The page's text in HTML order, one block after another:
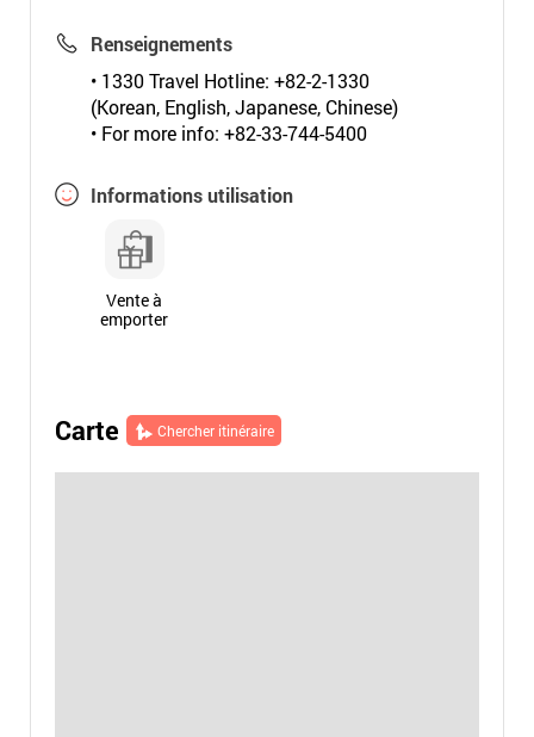
Renseignements
• 1330 Travel Hotline: +82-2-1330
(Korean, English, Japanese, Chinese)
• For more info: +82-33-744-5400
Informations utilisation
Vente à
emporter
Carte Chercher itinéraire